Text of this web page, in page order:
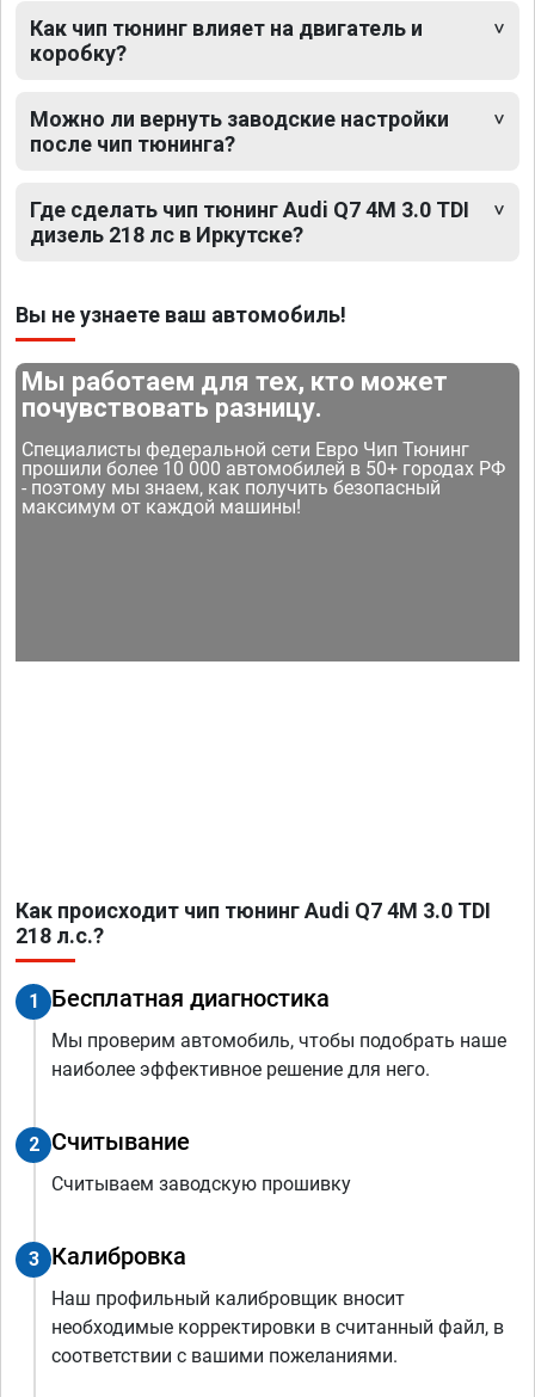
Как чип тюнинг влияет на двигатель и
коробку?
Можно ли вернуть заводские настройки
после чип тюнинга?
Где сделать чип тюнинг Audi Q7 4M 3.0 TDI
дизель 218 лс в Иркутске?
Вы не узнаете ваш автомобиль!
Мы работаем для тех, кто может
почувствовать разницу.
Специалисты федеральной сети Евро Чип Тюнинг
прошили более 10 000 автомобилей в 50+ городах РФ
- поэтому мы знаем, как получить безопасный
максимум от каждой машины!
Как происходит чип тюнинг Audi Q7 4M 3.0 TDI
218 л.с.?
1 Бесплатная диагностика
Мы проверим автомобиль, чтобы подобрать наше
наиболее эффективное решение для него.
2 Считывание
Считываем заводскую прошивку
3 Калибровка
Наш профильный калибровщик вносит
необходимые корректировки в считанный файл, в
соответствии с вашими пожеланиями.